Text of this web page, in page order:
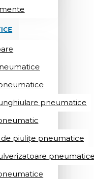
pneumatice
piulițe pneumatice